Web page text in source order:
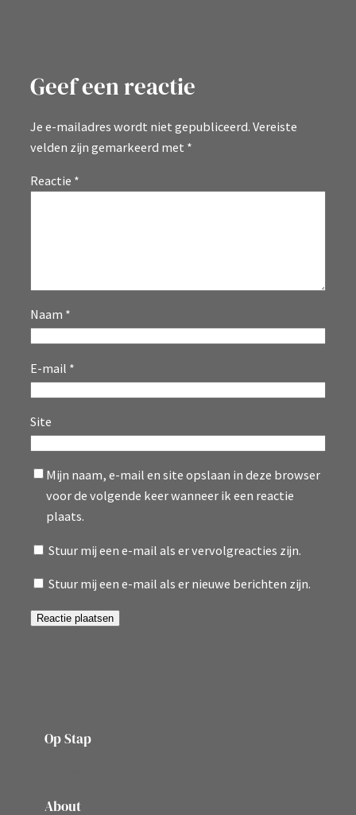
Geef een reactie
Je e-mailadres wordt niet gepubliceerd. Vereiste
velden zijn gemarkeerd met *
Reactie *
Naam *
E-mail *
Site
Mijn naam, e-mail en site opslaan in deze browser
voor de volgende keer wanneer ik een reactie
plaats.
Stuur mij een e-mail als er vervolgreacties zijn.
Stuur mij een e-mail als er nieuwe berichten zijn.
Op Stap
About